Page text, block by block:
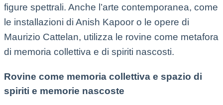
figure spettrali. Anche l’arte contemporanea, come
le installazioni di Anish Kapoor o le opere di
Maurizio Cattelan, utilizza le rovine come metafora
di memoria collettiva e di spiriti nascosti.
Rovine come memoria collettiva e spazio di
spiriti e memorie nascoste